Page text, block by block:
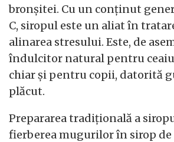
bronșitei. Cu un conținut
C, siropul este un aliat în
alinarea stresului. Este, de
îndulcitor natural pentru
chiar și pentru copii, datorită
plăcut.
Prepararea tradițională a
fierberea mugurilor în sirop de